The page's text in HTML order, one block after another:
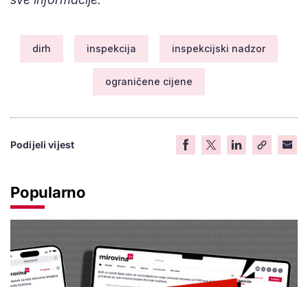
dirh inspekcija inspekcijski nadzor
ograničene cijene
Podijeli vijest
Popularno